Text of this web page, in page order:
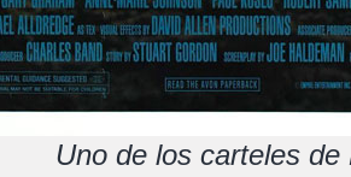
Uno de los carteles de